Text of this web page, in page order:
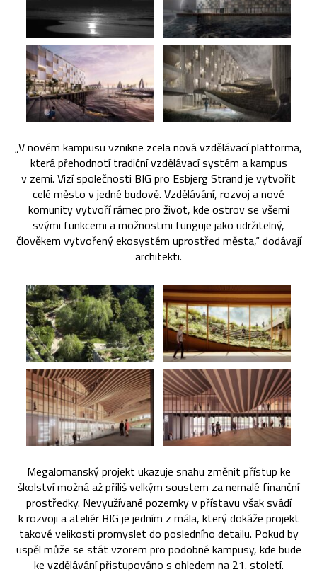
„V novém kampusu vznikne zcela nová vzdělávací platforma,
která přehodnotí tradiční vzdělávací systém a kampus
v zemi. Vizí společnosti BIG pro Esbjerg Strand je vytvořit
celé město v jedné budově. Vzdělávání, rozvoj a nové
komunity vytvoří rámec pro život, kde ostrov se všemi
svými funkcemi a možnostmi funguje jako udržitelný,
člověkem vytvořený ekosystém uprostřed města,“ dodávají
architekti.
Megalomanský projekt ukazuje snahu změnit přístup ke
školství možná až příliš velkým soustem za nemalé finanční
prostředky. Nevyužívané pozemky v přístavu však svádí
k rozvoji a ateliér BIG je jedním z mála, který dokáže projekt
takové velikosti promyslet do posledního detailu. Pokud by
uspěl může se stát vzorem pro podobné kampusy, kde bude
ke vzdělávání přistupováno s ohledem na 21. století.